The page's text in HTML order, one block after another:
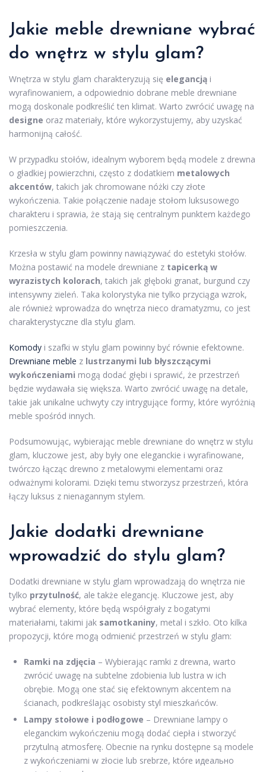
Jakie meble drewniane wybrać
do wnętrz w stylu glam?
Wnętrza w stylu glam charakteryzują się elegancją i
wyrafinowaniem, a odpowiednio dobrane meble drewniane
mogą doskonale podkreślić ten klimat. Warto zwrócić uwagę na
designe oraz materiały, które wykorzystujemy, aby uzyskać
harmonijną całość.
W przypadku stołów, idealnym wyborem będą modele z drewna
o gładkiej powierzchni, często z dodatkiem metalowych
akcentów, takich jak chromowane nóżki czy złote
wykończenia. Takie połączenie nadaje stołom luksusowego
charakteru i sprawia, że stają się centralnym punktem każdego
pomieszczenia.
Krzesła w stylu glam powinny nawiązywać do estetyki stołów.
Można postawić na modele drewniane z tapicerką w
wyrazistych kolorach, takich jak głęboki granat, burgund czy
intensywny zieleń. Taka kolorystyka nie tylko przyciąga wzrok,
ale również wprowadza do wnętrza nieco dramatyzmu, co jest
charakterystyczne dla stylu glam.
Komody i szafki w stylu glam powinny być równie efektowne.
Drewniane meble z lustrzanymi lub błyszczącymi
wykończeniami mogą dodać głębi i sprawić, że przestrzeń
będzie wydawała się większa. Warto zwrócić uwagę na detale,
takie jak unikalne uchwyty czy intrygujące formy, które wyróżnią
meble spośród innych.
Podsumowując, wybierając meble drewniane do wnętrz w stylu
glam, kluczowe jest, aby były one eleganckie i wyrafinowane,
twórczo łącząc drewno z metalowymi elementami oraz
odważnymi kolorami. Dzięki temu stworzysz przestrzeń, która
łączy luksus z nienagannym stylem.
Jakie dodatki drewniane
wprowadzić do stylu glam?
Dodatki drewniane w stylu glam wprowadzają do wnętrza nie
tylko przytulność, ale także elegancję. Kluczowe jest, aby
wybrać elementy, które będą współgrały z bogatymi
materiałami, takimi jak samotkaniny, metal i szkło. Oto kilka
propozycji, które mogą odmienić przestrzeń w stylu glam:
Ramki na zdjęcia – Wybierając ramki z drewna, warto
zwrócić uwagę na subtelne zdobienia lub lustra w ich
obrębie. Mogą one stać się efektownym akcentem na
ścianach, podkreślając osobisty styl mieszkańców.
Lampy stołowe i podłogowe – Drewniane lampy o
eleganckim wykończeniu mogą dodać ciepła i stworzyć
przytulną atmosferę. Obecnie na rynku dostępne są modele
z wykończeniami w złocie lub srebrze, które идеально